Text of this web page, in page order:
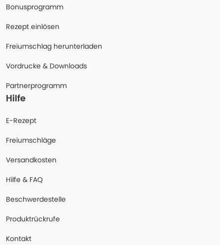
Bonusprogramm
Rezept einlösen
Freiumschlag herunterladen
Vordrucke & Downloads
Partnerprogramm
Hilfe
E-Rezept
Freiumschläge
Versandkosten
Hilfe & FAQ
Beschwerdestelle
Produktrückrufe
Kontakt